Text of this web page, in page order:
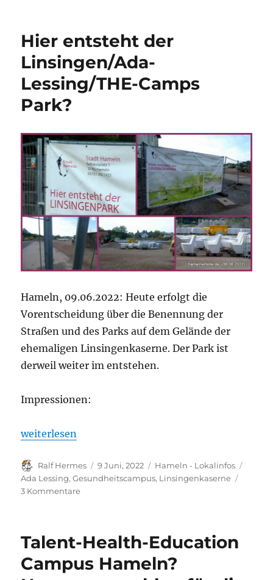
Hameln
am
09.06.2022
Hier entsteht der
Linsingen/Ada-
Lessing/THE-Camps
Park?
Hameln, 09.06.2022: Heute erfolgt die
Vorentscheidung über die Benennung der
Straßen und des Parks auf dem Gelände der
ehemaligen Linsingenkaserne. Der Park ist
derweil weiter im entstehen.
Impressionen:
„Hier entsteht der Linsingen/Ada-Lessing/THE-
weiterlesen
Autor
Ralf Hermes
Veröffentlicht
am
9 Juni, 2022 Kategorien
Hameln - Lokalinfos
Ada Lessing,Gesundheitscampus, Linsingenkaserne
3 Kommentarezu
Linsingen/Ada-
Camps
Talent-Health-Education
Campus Hameln?